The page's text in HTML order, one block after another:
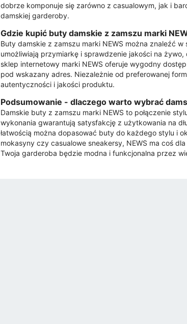
dobrze komponuje się zarówno z casualowym, jak i
damskiej garderoby.
Gdzie kupić buty damskie z zamszu marki
Buty damskie z zamszu marki NEWS można znaleźć
umożliwiają przymiarkę i sprawdzenie jakości na
sklep internetowy marki NEWS oferuje wygodny
pod wskazany adres. Niezależnie od preferowanej
autentyczności i jakości produktu.
Podsumowanie - dlaczego warto wybrać
Damskie buty z zamszu marki NEWS to połączenie
wykonania gwarantują satysfakcję z użytkowania na
łatwością można dopasować buty do każdego stylu i
mokasyny czy casualowe sneakersy, NEWS ma coś
Twoja garderoba będzie modna i funkcjonalna przez